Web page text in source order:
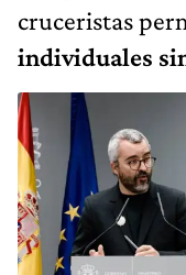
cruceristas
individuales